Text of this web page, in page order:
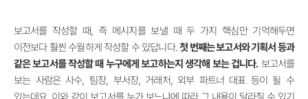
보고서를 작성할 때, 즉 메시지를 보낼 때 두 가지 핵심만 기억해두면
이전보다 훨씬 수월하게 작성할 수 있답니다.첫 번째는 보고서와 기획서 등과
같은 보고서를 작성할 때 누구에게 보고하는지 생각해 보는 겁니다.보고서를
보는 사람은 사수, 팀장, 부서장, 거래처, 외부 파트너 대표 등이 될 수
있는데요. 이와 같이 보고서를 누가 보느냐에 따라 그 내용이 달라질 수 있기